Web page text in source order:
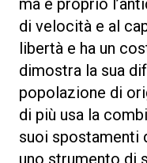
di velocità e al
libertà e ha un
dimostra la sua
popolazione di
di più usa la
suoi spostamenti
uno strumento di